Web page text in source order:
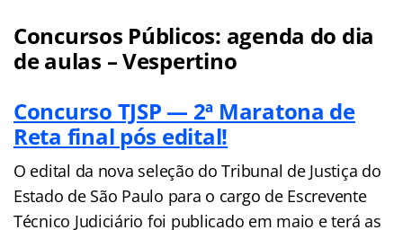
Concursos Públicos: agenda do dia
de aulas – Vespertino
Concurso TJSP — 2ª Maratona de
Reta final pós edital!
O edital da nova seleção do Tribunal de Justiça do
Estado de São Paulo para o cargo de Escrevente
Técnico Judiciário foi publicado em maio e terá as